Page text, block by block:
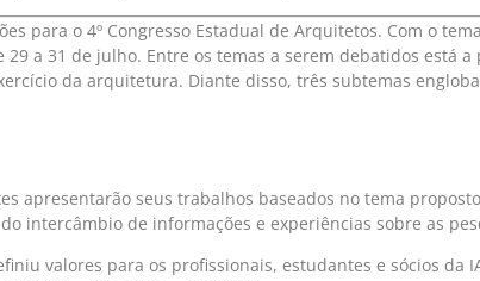
para o 4º Congresso Estadual de Arquitetos. Com o
29 a 31 de julho. Entre os temas a serem debatidos está
da arquitetura. Diante disso, três subtemas
apresentarão seus trabalhos baseados no tema
intercâmbio de informações e experiências sobre as
valores para os profissionais, estudantes e sócios da